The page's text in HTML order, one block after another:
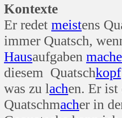
Kontexte
Er redet meistens
immer Quatsch,
Hausaufgaben
diesem Quatschkopf
was zu lachen. Er ist
Quatschmacher in